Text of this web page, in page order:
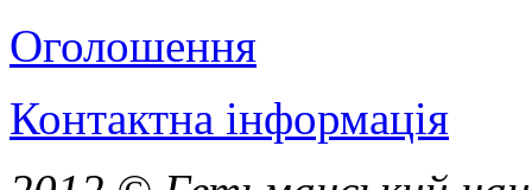
Оголошення
Контактна інформація